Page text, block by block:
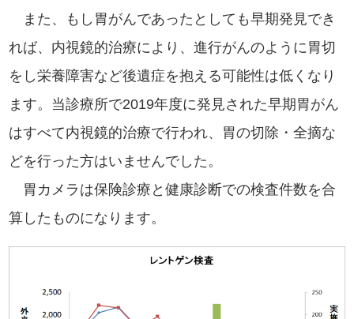
また、もし胃がんであったとしても早期発見でき
れば、内視鏡的治療により、進行がんのように胃切
をし栄養障害など後遺症を抱える可能性は低くなり
ます。当診療所で2019年度に発見された早期胃がん
はすべて内視鏡的治療で行われ、胃の切除・全摘な
どを行った方はいませんでした。
胃カメラは保険診療と健康診断での検査件数を合
算したものになります。